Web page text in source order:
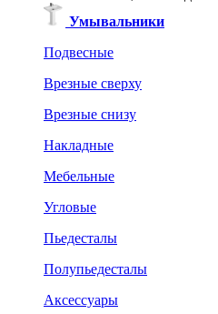
Умывальники
Подвесные
Врезные сверху
Врезные снизу
Накладные
Мебельные
Угловые
Пьедесталы
Полупьедесталы
Аксессуары